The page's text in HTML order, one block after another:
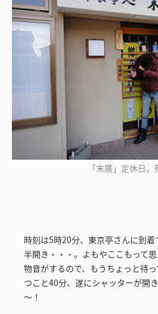
「末廣」定休日。
時刻は5時20分、東京亭さんに到
半開き・・・。よもやここもって
物音がするので、もうちょっと待
つこと40分、遂にシャッターが開
～！